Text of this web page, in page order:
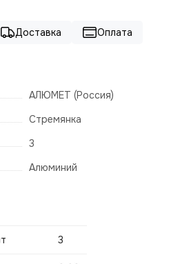
Доставка Оплата
АЛЮМЕТ (Россия)
Стремянка
3
Алюминий
3